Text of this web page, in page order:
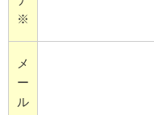
※
メ
ー
ル